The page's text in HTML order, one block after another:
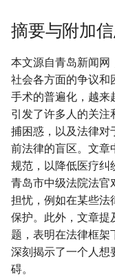
摘要与附加
本文源自青岛新闻网
社会各方面的争议和
手术的普遍化，越来
引发了许多人的关注
捕困惑，以及法律对
前法律的盲区。文章
规范，以降低医疗纠
青岛市中级法院法官
担忧，例如在某些法
保护。此外，文章提
题，表明在法律框架
深刻揭示了一个人想
碍。